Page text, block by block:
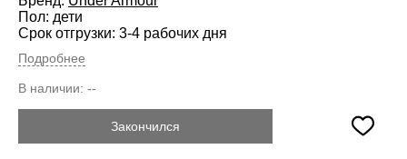
Пол: дети
Срок отгрузки: 3-4 рабочих дня
Подробнее
В наличии: --
Закончился